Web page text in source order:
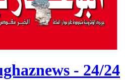
- 24/24